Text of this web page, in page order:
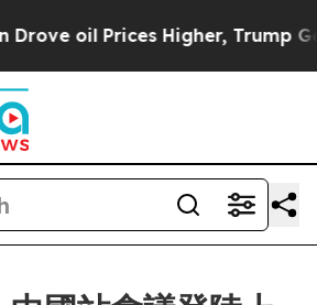
oil Prices Higher, Trump